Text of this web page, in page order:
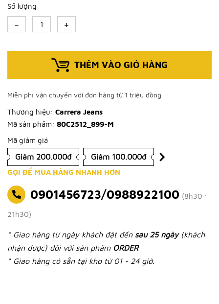
Số lượng
- +
THÊM VÀO GIỎ HÀNG
Miễn phí vận chuyển với đơn hàng từ 1 triệu đồng
Thương hiệu: Carrera Jeans
Mã sản phẩm: 80C2512_899-M
Mã giảm giá
Giảm 200.000đ Giảm 100.000đ
GỌI ĐỂ MUA HÀNG NHANH HƠN
0901456723/0988922100 (8h30 :
21h30)
* Giao hàng từ ngày khách đặt đến sau 25 ngày (khách
nhận được) đối với sản phẩm ORDER
* Giao hàng có sẵn tại kho từ 01 - 24 giờ.